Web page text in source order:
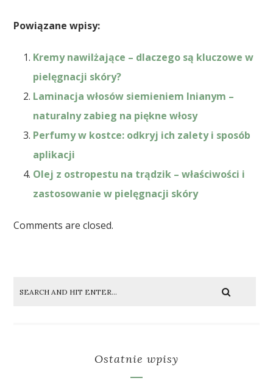
Powiązane wpisy:
Kremy nawilżające – dlaczego są kluczowe w
pielęgnacji skóry?
Laminacja włosów siemieniem lnianym –
naturalny zabieg na piękne włosy
Perfumy w kostce: odkryj ich zalety i sposób
aplikacji
Olej z ostropestu na trądzik – właściwości i
zastosowanie w pielęgnacji skóry
Comments are closed.
Ostatnie wpisy